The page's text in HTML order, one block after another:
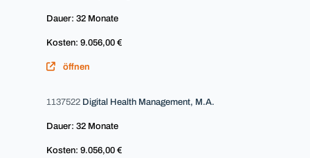
Dauer: 32 Monate
Kosten: 9.056,00 €
öffnen
1137522 Digital Health Management, M.A.
Dauer: 32 Monate
Kosten: 9.056,00 €